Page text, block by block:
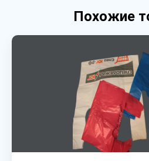
Похожие